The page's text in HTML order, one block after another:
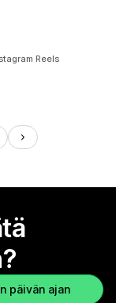
Reels
päivän ajan